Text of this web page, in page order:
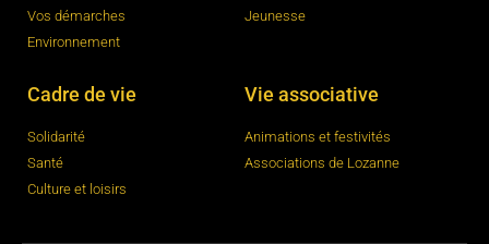
Vos démarches
Environnement
Jeunesse
Cadre de vie
Solidarité
Santé
Culture et loisirs
Vie associative
Animations et festivités
Associations de Lozanne